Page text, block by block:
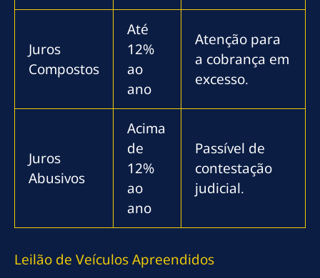
Juros
Compostos
Até
12%
ao
ano
Atenção para
a cobrança em
excesso.
Juros
Abusivos
Acima
de
12%
ao
ano
Passível de
contestação
judicial.
Leilão de Veículos Apreendidos